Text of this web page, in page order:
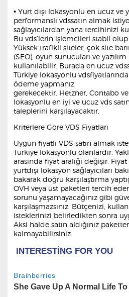
• Yurt dışı lokasyonlu en ucuz ve
performanslı vdssatın almak
sağlayıcılardan yana tercihinizi
Bu vds’lerin işlemcileri stabil
Yüksek trafikli siteler, çok site
(SEO), oyun sunucuları ve
kullanılabilir. Burada en ucuz
Türkiye lokasyonlu
ödeme yapmanız
gerekecektir. Hetzner, Contabo
lokasyonlu en iyi ve ucuz vds
taleplerini karşılayacaktır.
Kriterlere Göre VDS Fiyatları
Uygun fiyatlı VDS satın almak
Türkiye lokasyonlu olanlardır.
arasında fiyat aralığı değişir.
yurtdışı lokasyon sağlayıcıları
bakarak doğru karşılaştırma
OVH veya üst paketleri tercih
sorunu yaşamayacağınız gibi
karşılaşmazsınız. Bütçenizi,
isteklerinizi belirledikten sonra
Aksi halde satın aldığınız
kalmayabilirsiniz.